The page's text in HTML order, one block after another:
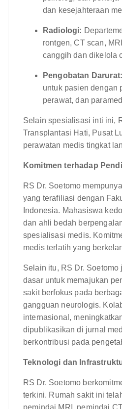
dan kesejahteraan
Radiologi:
rontgen, CT scan,
canggih dan dikelola
Pengobatan Darurat:
untuk pasien dengan
perawat, dan
Selain spesialisasi inti ini,
Transplantasi Hati, Pusat
perawatan medis tingkat
Komitmen terhadap
RS Dr. Soetomo
yang terafiliasi dengan
Indonesia. Mahasiswa
dan ahli bedah
spesialisasi medis.
medis terlatih yang
Selain itu, RS Dr.
dasar untuk memajukan
sakit berfokus pada
gangguan neurologis.
internasional,
dipublikasikan di jurnal
berkontribusi pada
Teknologi dan
RS Dr. Soetomo
terkini. Rumah sakit ini
pemindai MRI, pemindai